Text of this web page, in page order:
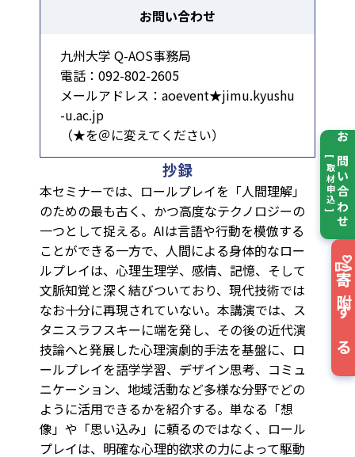
お問い合わせ
[ 取材申込 ]
寄附する
お問い合わせ
九州大学 Q-AOS事務局
電話：092-802-2605
メールアドレス：aoevent★jimu.kyushu
-u.ac.jp
（★を＠に変えてください）
抄録
本セミナーでは、ロールプレイを「人間理解」
のための最も古く、かつ高度なテクノロジーの
一つとして捉える。AIは言語や行動を模倣する
ことができる一方で、人間による身体的なロー
ルプレイは、心理生理学、感情、記憶、そして
文脈知覚と深く結びついており、現代技術では
なお十分に再現されていない。本講演では、ス
タニスラフスキーに端を発し、その後の近代演
技論へと発展した心理演劇的手法を基盤に、ロ
ールプレイを語学学習、デザイン思考、コミュ
ニケーション、地域活動など多様な分野でどの
ように活用できるかを紹介する。単なる「想
像」や「思い込み」に頼るのではなく、ロール
プレイは、明確な心理的欲求の力によって駆動